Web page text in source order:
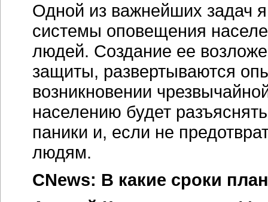
Одной из важнейших задач
системы оповещения
людей. Создание ее
защиты, развертываются
возникновении
населению будет
паники и, если не
людям.
CNews: В какие сроки